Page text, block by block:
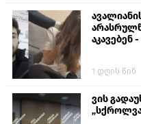
1 დღის წინ
ვის